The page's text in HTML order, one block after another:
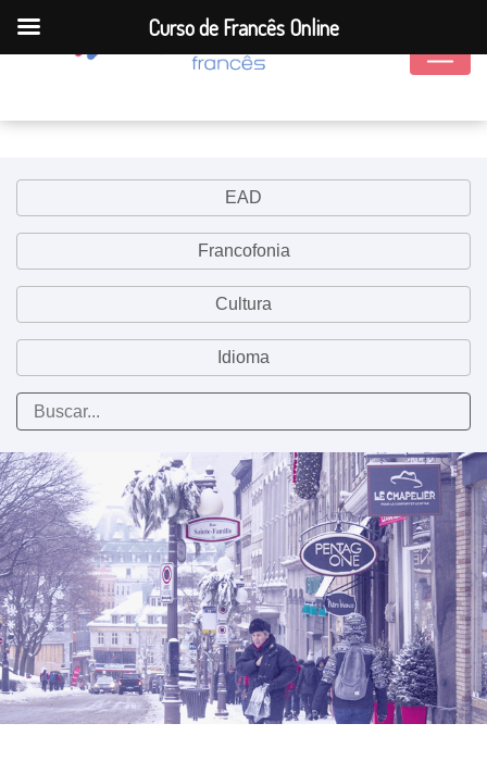
EAD
Francofonia
Cultura
Idioma
Curso de Francês Online